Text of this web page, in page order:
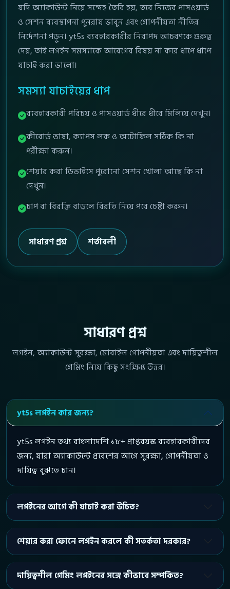
যদি অ্যাকাউন্ট নিয়ে সন্দেহ তৈরি হয়, তবে নিজের পাসওয়ার্ড
ও সেশন ব্যবস্থাপনা পুনরায় ভাবুন এবং গোপনীয়তা নীতির
নির্দেশনা পড়ুন। yt5s ব্যবহারকারীর নিরাপদ আচরণকে গুরুত্ব
দেয়, তাই লগইন সমস্যাকে আবেগের বিষয় না করে ধাপে ধাপে
যাচাই করা ভালো।
সমস্যা যাচাইয়ের ধাপ
ব্যবহারকারী পরিচয় ও পাসওয়ার্ড ধীরে ধীরে মিলিয়ে দেখুন।
কীবোর্ড ভাষা, ক্যাপস লক ও অটোফিল সঠিক কি না
পরীক্ষা করুন।
শেয়ার করা ডিভাইসে পুরোনো সেশন খোলা আছে কি না
দেখুন।
চাপ বা বিরক্তি বাড়লে বিরতি নিয়ে পরে চেষ্টা করুন।
সাধারণ প্রশ্ন শর্তাবলী
সাধারণ প্রশ্ন
লগইন, অ্যাকাউন্ট সুরক্ষা, মোবাইল গোপনীয়তা এবং দায়িত্বশীল
গেমিং নিয়ে কিছু সংক্ষিপ্ত উত্তর।
yt5s লগইন কার জন্য?
yt5s লগইন তথ্য বাংলাদেশি ১৮+ প্রাপ্তবয়স্ক ব্যবহারকারীদের
জন্য, যারা অ্যাকাউন্টে প্রবেশের আগে সুরক্ষা, গোপনীয়তা ও
দায়িত্ব বুঝতে চান।
লগইনের আগে কী যাচাই করা উচিত?
শেয়ার করা ফোনে লগইন করলে কী সতর্কতা দরকার?
দায়িত্বশীল গেমিং লগইনের সঙ্গে কীভাবে সম্পর্কিত?